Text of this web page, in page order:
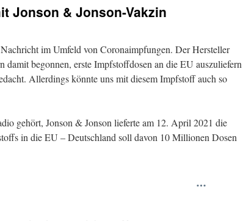
Jonson & Jonson-Vakzin
im Umfeld von Coronaimpfungen. Der Hersteller
damit begonnen, erste Impfstoffdosen an die EU auszuliefern
Allerdings könnte uns mit diesem Impfstoff auch so
gehört, Jonson & Jonson lieferte am 12. April 2021 die
in die EU – Deutschland soll davon 10 Millionen Dosen